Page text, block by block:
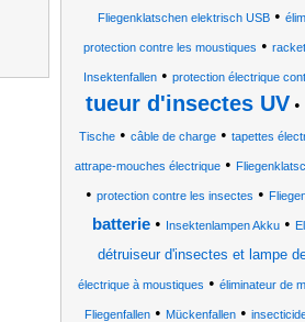
Fliegenklatschen elektrisch USB •
protection contre les moustiques •
Insektenfallen• protection électrique
tueur d'insectes UV •
Tische• câble de charge• tapettes
attrape-mouches électrique •
• protection contre les insectes •
batterie • Insektenlampen Akku •
détruiseur d'insectes et lampe
électrique à moustiques • éliminateur de
Fliegenfallen• Mückenfallen•